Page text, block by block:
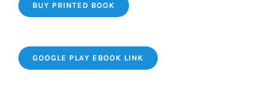
BUY PRINTED BOOK
GOOGLE PLAY EBOOK LINK